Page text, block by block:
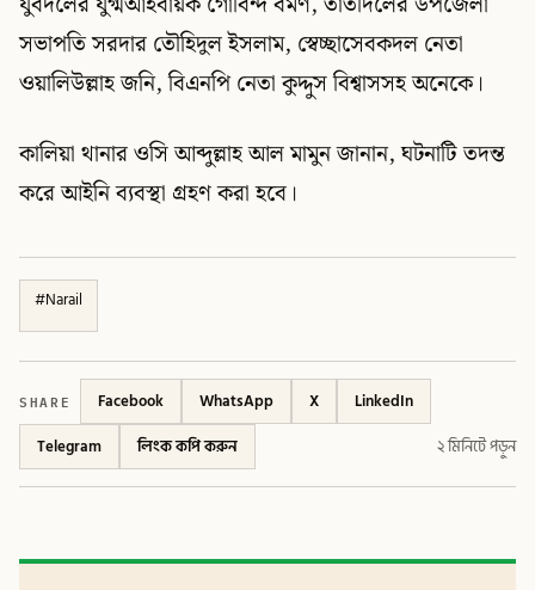
সভাপতি সরদার তৌহিদুল ইসলাম, স্বেচ্ছাসেবকদল নেতা
ওয়ালিউল্লাহ জনি, বিএনপি নেতা কুদ্দুস বিশ্বাসসহ অনেকে।
কালিয়া থানার ওসি আব্দুল্লাহ আল মামুন জানান, ঘটনাটি তদন্ত
করে আইনি ব্যবস্থা গ্রহণ করা হবে।
#Narail
SHARE Facebook WhatsApp X
LinkedIn
Telegram
লিংক কপি করুন ২ মিনিটে পড়ুন